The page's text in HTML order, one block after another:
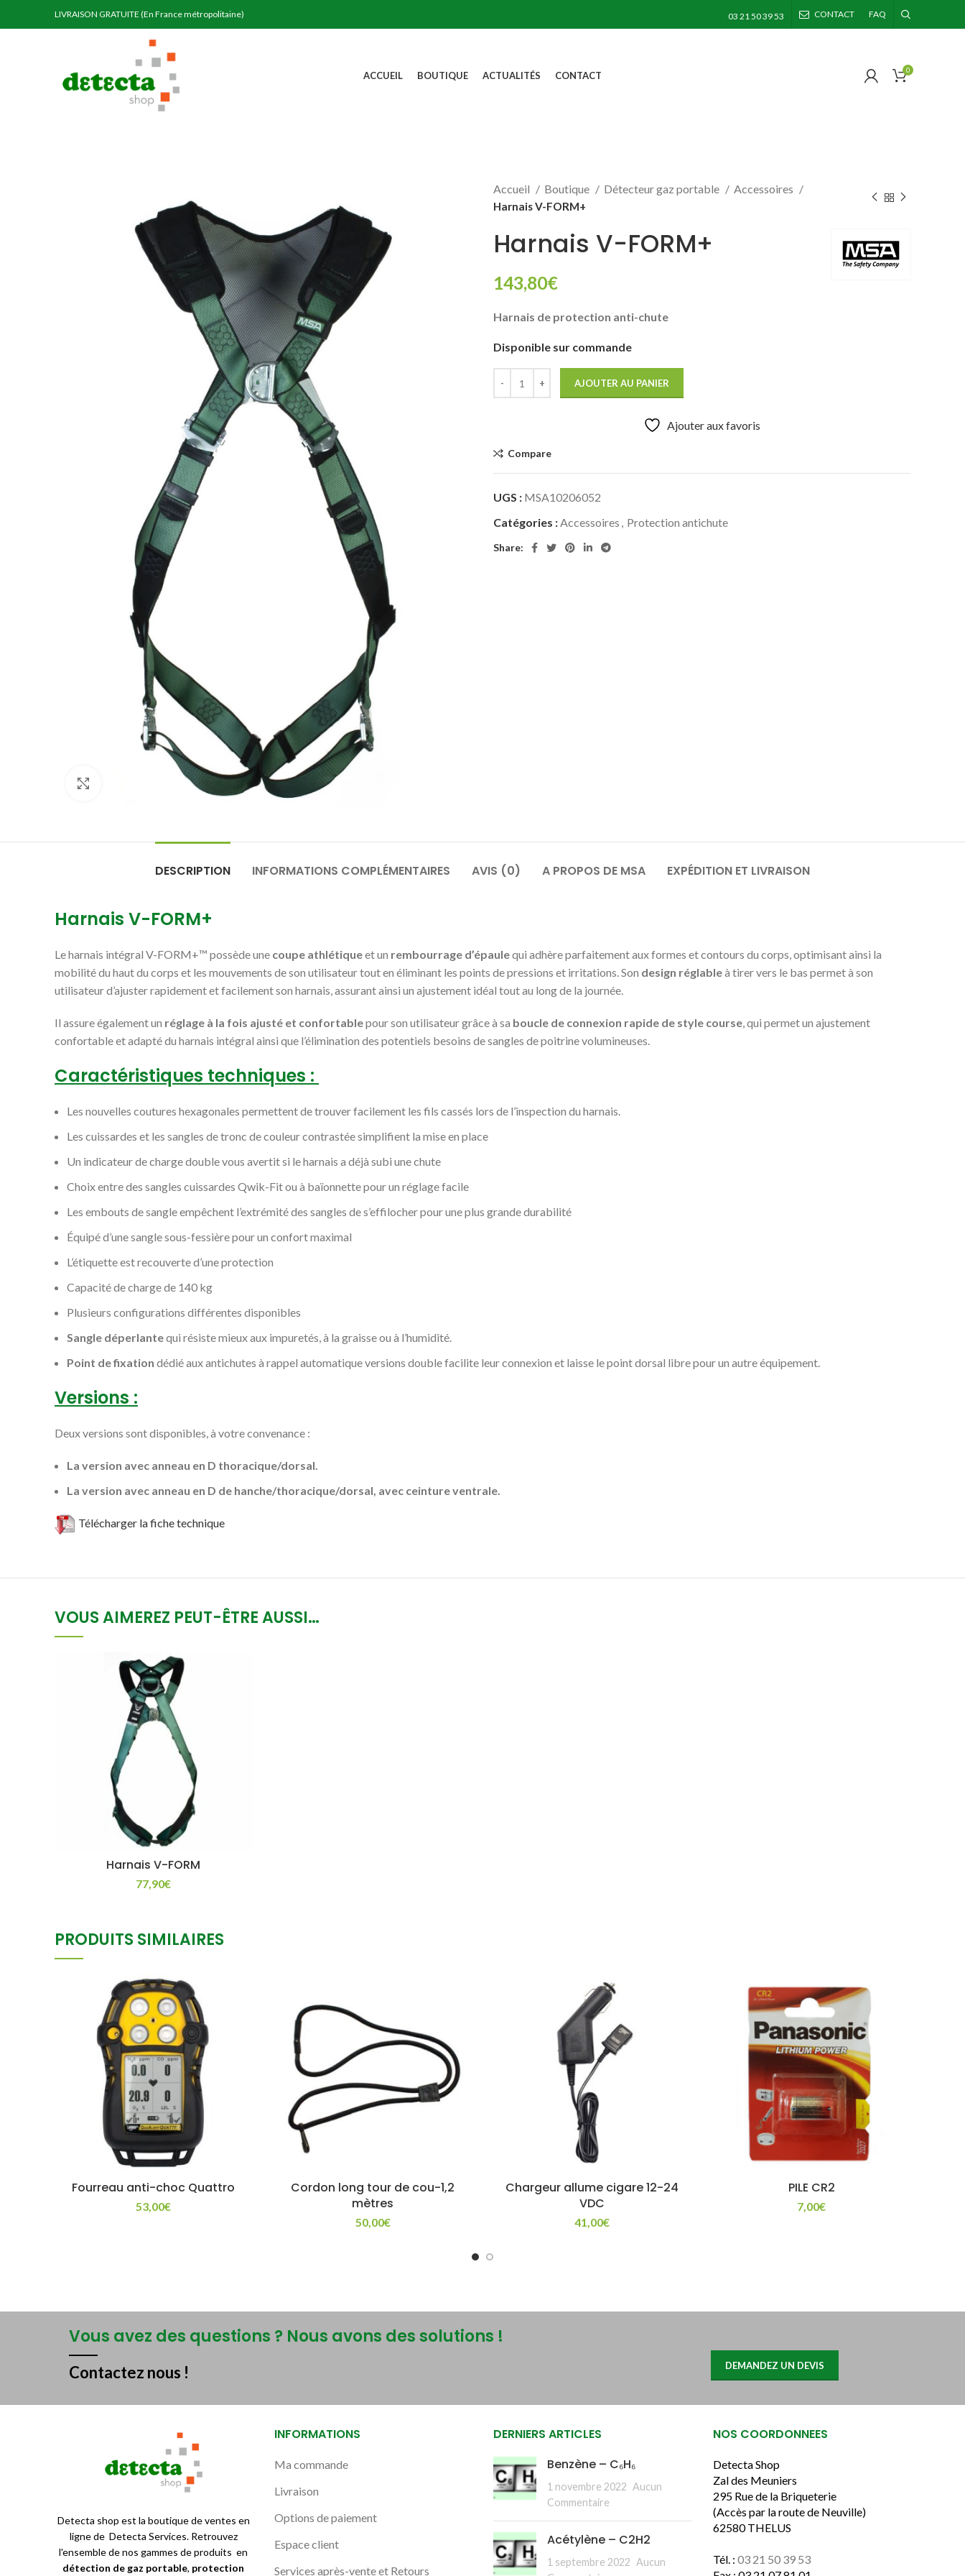
LIVRAISON GRATUITE (En France métropolitaine) 03 21 50 39 53 CONTACT FAQ
ACCUEIL BOUTIQUE ACTUALITÉS CONTACT 0
Accueil Boutique Détecteur gaz portable Accessoires
Harnais V-FORM+
Harnais V-FORM+
143,80€
Harnais de protection anti-chute
Disponible sur commande
AJOUTER AU PANIER
Ajouter aux favoris
Compare
UGS : MSA10206052
Catégories :Accessoires , Protection antichute
Share:
DESCRIPTION INFORMATIONS COMPLÉMENTAIRES AVIS (0) A PROPOS DE MSA EXPÉDITION ET LIVRAISON
Harnais V-FORM+
Le harnais intégral V-FORM+™ possède une coupe athlétiqueet un rembourrage d’épaulequi adhère parfaitement aux formes et contours du corps, optimisant ainsi la
mobilité du haut du corps et les mouvements de son utilisateur tout en éliminant les points de pressions et irritations. Son design réglableà tirer vers le bas permet à son
utilisateur d’ajuster rapidement et facilement son harnais, assurant ainsi un ajustement idéal tout au long de la journée.
Il assure également un réglage à la fois ajusté et confortablepour son utilisateur grâce à sa boucle de connexion rapide de style course , qui permet un ajustement
confortable et adapté du harnais intégral ainsi que l’élimination des potentiels besoins de sangles de poitrine volumineuses.
Caractéristiques techniques :
Les nouvelles coutures hexagonales permettent de trouver facilement les fils cassés lors de l’inspection du harnais.
Les cuissardes et les sangles de tronc de couleur contrastée simplifient la mise en place
Un indicateur de charge double vous avertit si le harnais a déjà subi une chute
Choix entre des sangles cuissardes Qwik-Fit ou à baïonnette pour un réglage facile
Les embouts de sangle empêchent l’extrémité des sangles de s’effilocher pour une plus grande durabilité
Équipé d’une sangle sous-fessière pour un confort maximal
L’étiquette est recouverte d’une protection
Capacité de charge de 140 kg
Plusieurs configurations différentes disponibles
Sangle déperlantequi résiste mieux aux impuretés, à la graisse ou à l’humidité.
Point de fixation dédié aux antichutes à rappel automatique versions double facilite leur connexion et laisse le point dorsal libre pour un autre équipement.
Versions :
Deux versions sont disponibles, à votre convenance :
La version avec anneau en D thoracique/dorsal.
La version avec anneau en D de hanche/thoracique/dorsal, avec ceinture ventrale.
Télécharger la fiche technique
VOUS AIMEREZ PEUT-ÊTRE AUSSI…
Harnais V-FORM
77,90€
PRODUITS SIMILAIRES
Fourreau anti-choc Quattro
53,00€
Cordon long tour de cou-1,2
mètres
50,00€
Chargeur allume cigare 12-24
VDC
41,00€
PILE CR2
7,00€
Vous avez des questions ? Nous avons des solutions !
Contactez nous ! DEMANDEZ UN DEVIS
Detecta shop est la boutique de ventes en
ligne de Detecta Services. Retrouvez
l'ensemble de nos gammes de produits en
détection de gaz portable, protection
INFORMATIONS
Ma commande
Livraison
Options de paiement
Espace client
Services après-vente et Retours
DERNIERS ARTICLES
Benzène – C₆H₆
1 novembre 2022 Aucun
Commentaire
Acétylène – C2H2
1 septembre 2022 Aucun
NOS COORDONNEES
Detecta Shop
Zal des Meuniers
295 Rue de la Briqueterie
(Accès par la route de Neuville)
62580 THELUS
Tél. : 03 21 50 39 53